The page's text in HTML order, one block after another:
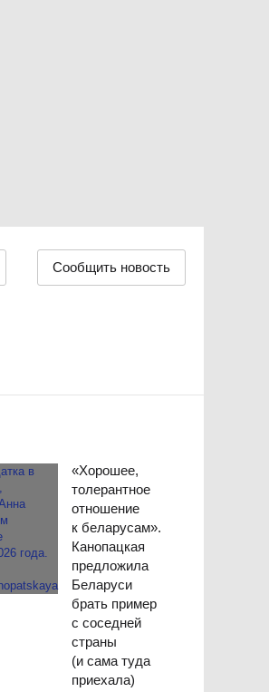
Сообщить новость
«Хорошее,
толерантное
отношение
к беларусам».
Канопацкая
предложила
Беларуси
брать пример
с соседней
страны
(и сама туда
приехала)